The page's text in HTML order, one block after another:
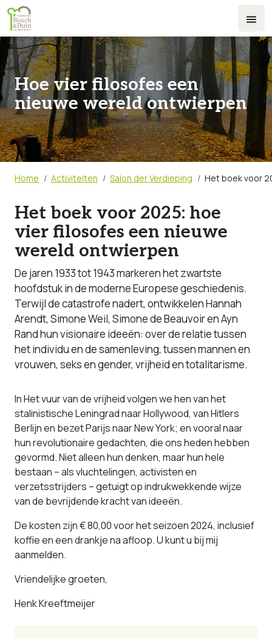
en naar de inhoud gaan
Hoe vier filosofes een
nieuwe wereld ontwierpen
Kruimelpad
Home Activiteiten Salon der Verdieping Het boek voor
Het boek voor 2025: hoe
vier filosofes een nieuwe
wereld ontwierpen
De jaren 1933 tot 1943 markeren het zwartste
hoofdstuk in de moderne Europese geschiedenis.
Terwijl de catastrofe nadert, ontwikkelen Hannah
Arendt, Simone Weil, Simone de Beauvoir en Ayn
Rand hun visionaire ideeën: over de relatie tussen
het individu en de samenleving, tussen mannen en
vrouwen, seks en gender, vrijheid en totalitarisme.
In Het vuur van de vrijheid volgen we hen van het
stalinistische Leningrad naar Hollywood, van Hitlers
Berlijn en bezet Parijs naar New York; en vooral naar
hun revolutionaire gedachten, die ons heden hebben
gevormd. Niet alleen hun denken, maar hun hele
bestaan – als vluchtelingen, activisten en
verzetsstrijders – getuigt op indrukwekkende wijze
van de bevrijdende kracht van ideeën.
De kosten zijn € 80,00 voor het seizoen 2024, inclusief
koffie en een drankje na afloop. U kunt u bij mij
aanmelden.
Vriendelijke groeten,
Henk Kreeftmeijer